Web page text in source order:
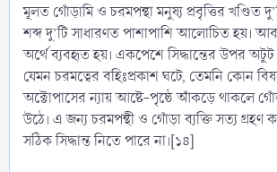
মূলত গোঁড়ামি ও চরমপন্থা মনুষ্য প্রবৃত্তির খণ্ডিত
শব্দ দু’টি সাধারণত পাশাপাশি আলোচিত হয়।
অর্থে ব্যবহৃত হয়। একপেশে সিদ্ধান্তের উপর অটুট
যেমন চরমত্বের বহিঃপ্রকাশ ঘটে, তেমনি কোন
অক্টোপাসের ন্যায় আষ্টে-পৃষ্ঠে আঁকড়ে থাকলে
উঠে। এ জন্য চরমপন্থী ও গোঁড়া ব্যক্তি সত্য
সঠিক সিদ্ধান্ত নিতে পারে না।[১৪]